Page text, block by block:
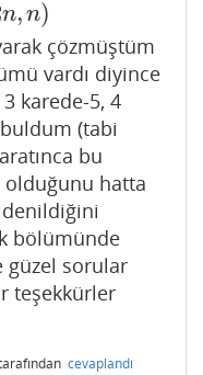
n, n)
,n)
çözmüştüm
vardı diyince
karede-5, 4
(tabi
bu
olduğunu hatta
denildiğini
bölümünde
güzel sorular
teşekkürler
cevaplandı